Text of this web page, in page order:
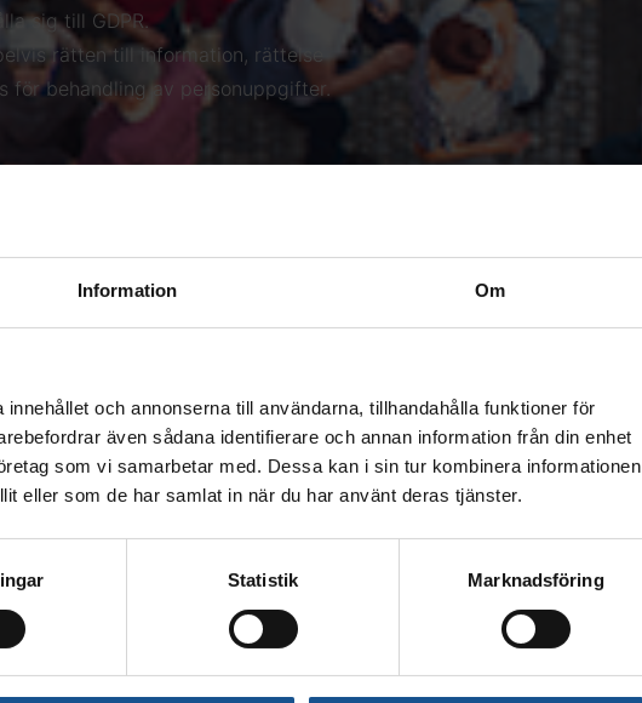
Information Om
och annonserna till användarna, tillhandahålla funktioner för
även sådana identifierare och annan information från din enhet
som vi samarbetar med. Dessa kan i sin tur kombinera informationen
eller som de har samlat in när du har använt deras tjänster.
Statistik Marknadsföring
sig till GDPR.
rätten till information, rättelse
för behandling av personuppgifter.